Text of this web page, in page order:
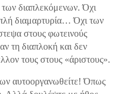
διαπλεκόμενων. Όχι
διαμαρτυρία… Όχι των
στους φωτεινούς
τη διαπλοκή και δεν
τους στους «άριστους».
αυτοοργανωθείτε! Όπως